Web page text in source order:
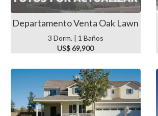
Departamento Venta Oak Lawn
3 Dorm. | 1 Baños
US$ 69,900